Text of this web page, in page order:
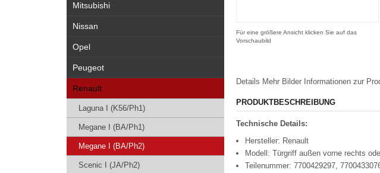
Für eine größere Ansicht klicken Sie auf das
Vorschaubild
Details Mehr Bilder Informationen zur
PRODUKTBESCHREIBUNG
Technische Details:
Hersteller: Renault
Modell: Türgriff außen vorne rechts
Teilenummer: 7700429297,
Mitsubishi
Nissan
Opel
Peugeot
Renault
Laguna I (K56/Ph1)
Megane I (BA/Ph1)
Megane I (BA/Ph2)
Scenic I (JA/Ph2)